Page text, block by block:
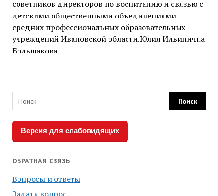
советников директоров по воспитанию и связью с
детскими общественными объединениями
средних профессиональных образовательных
учреждений Ивановской области.Юлия Ильинична
Большакова…
Версия для слабовидящих
ОБРАТНАЯ СВЯЗЬ
Вопросы и ответы
Задать вопрос